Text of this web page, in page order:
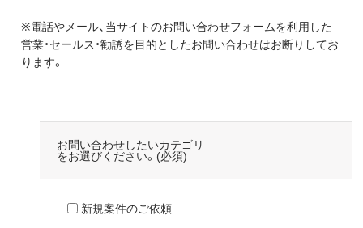
※電話やメール、当サイトのお問い合わせフォームを利用した
営業・セールス・勧誘を目的としたお問い合わせはお断りしてお
ります。
お問い合わせしたいカテゴリ
をお選びください。(必須)
新規案件のご依頼